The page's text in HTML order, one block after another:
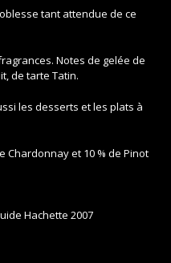
tant attendue de ce
Notes de gelée de
de tarte Tatin.
les desserts et les plats à
Chardonnay et 10 % de Pinot
Hachette 2007